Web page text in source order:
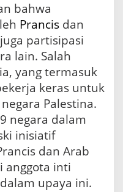
bahwa
Prancis
partisipasi
lain. Salah
yang termasuk
keras untuk
Palestina.
inisiatif
dan Arab
anggota inti
upaya ini.